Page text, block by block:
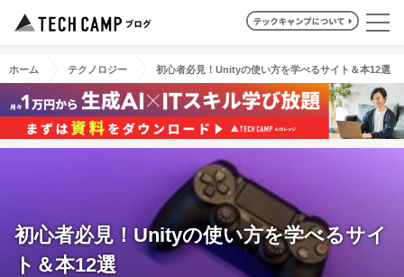
ホーム テクノロジー 初心者必見！Unityの使い方を学べるサイト＆本12選
初心者必見！Unityの使い方を学べるサイ
ト＆本12選